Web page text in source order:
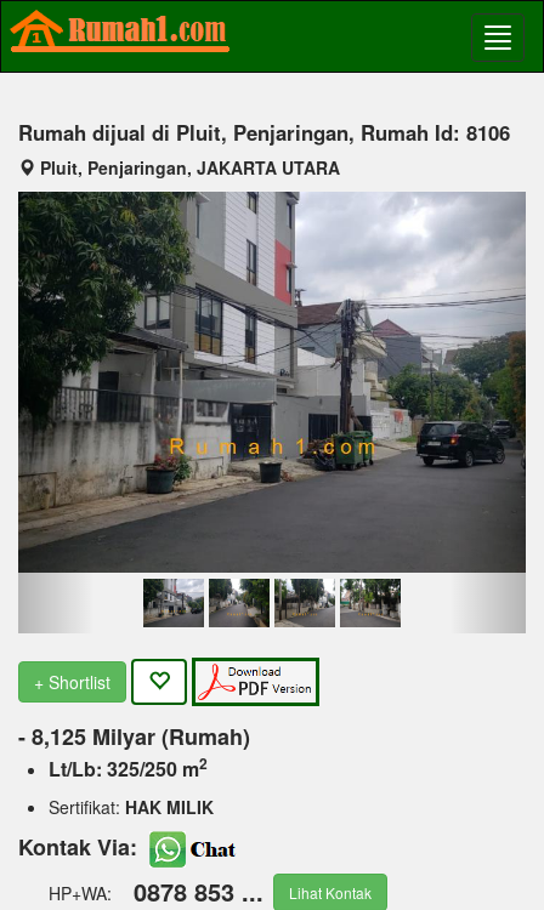
Rumah dijual di Pluit, Penjaringan, Rumah Id: 8106
Pluit, Penjaringan, JAKARTA UTARA
Previous
+ Shortlist
- 8,125 Milyar (Rumah)
Lt/Lb: 325/250 m2
Sertifikat: HAK MILIK
Kontak Via:
HP+WA: 0878 853 ... Lihat Kontak